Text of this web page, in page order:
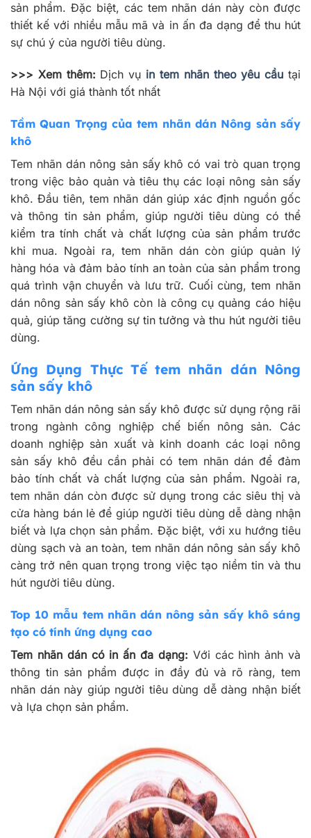
sản phẩm. Đặc biệt, các tem nhãn dán này còn được
thiết kế với nhiều mẫu mã và in ấn đa dạng để thu hút
sự chú ý của người tiêu dùng.
>>> Xem thêm: Dịch vụ in tem nhãn theo yêu cầu tại
Hà Nội với giá thành tốt nhất
Tầm Quan Trọng của tem nhãn dán Nông sản sấy
khô
Tem nhãn dán nông sản sấy khô có vai trò quan trọng
trong việc bảo quản và tiêu thụ các loại nông sản sấy
khô. Đầu tiên, tem nhãn dán giúp xác định nguồn gốc
và thông tin sản phẩm, giúp người tiêu dùng có thể
kiểm tra tính chất và chất lượng của sản phẩm trước
khi mua. Ngoài ra, tem nhãn dán còn giúp quản lý
hàng hóa và đảm bảo tính an toàn của sản phẩm trong
quá trình vận chuyển và lưu trữ. Cuối cùng, tem nhãn
dán nông sản sấy khô còn là công cụ quảng cáo hiệu
quả, giúp tăng cường sự tin tưởng và thu hút người tiêu
dùng.
Ứng Dụng Thực Tế tem nhãn dán Nông
sản sấy khô
Tem nhãn dán nông sản sấy khô được sử dụng rộng rãi
trong ngành công nghiệp chế biến nông sản. Các
doanh nghiệp sản xuất và kinh doanh các loại nông
sản sấy khô đều cần phải có tem nhãn dán để đảm
bảo tính chất và chất lượng của sản phẩm. Ngoài ra,
tem nhãn dán còn được sử dụng trong các siêu thị và
cửa hàng bán lẻ để giúp người tiêu dùng dễ dàng nhận
biết và lựa chọn sản phẩm. Đặc biệt, với xu hướng tiêu
dùng sạch và an toàn, tem nhãn dán nông sản sấy khô
càng trở nên quan trọng trong việc tạo niềm tin và thu
hút người tiêu dùng.
Top 10 mẫu tem nhãn dán nông sản sấy khô sáng
tạo có tính ứng dụng cao
Tem nhãn dán có in ấn đa dạng: Với các hình ảnh và
thông tin sản phẩm được in đầy đủ và rõ ràng, tem
nhãn dán này giúp người tiêu dùng dễ dàng nhận biết
và lựa chọn sản phẩm.